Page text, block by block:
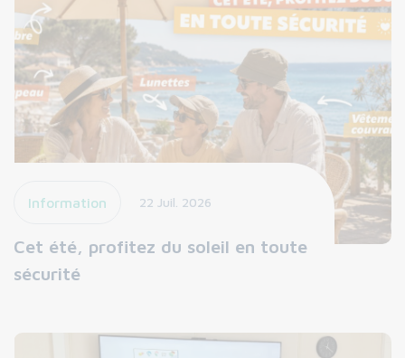
Information 22 Juil. 2026
Cet été, profitez du soleil en toute
sécurité